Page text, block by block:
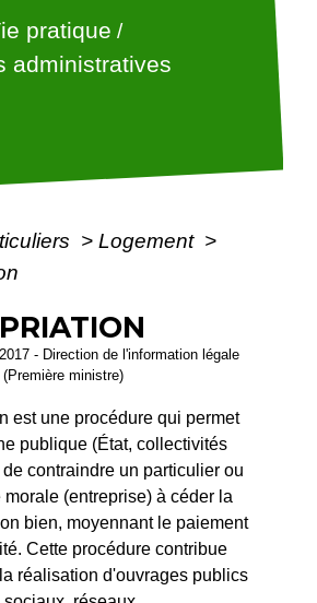
pratique /
administratives
> Logement >
- Direction de l'information légale
ministre)
est une procédure qui permet
publique (État, collectivités
contraindre un particulier ou
morale (entreprise) à céder la
bien, moyennant le paiement
Cette procédure contribue
réalisation d'ouvrages publics